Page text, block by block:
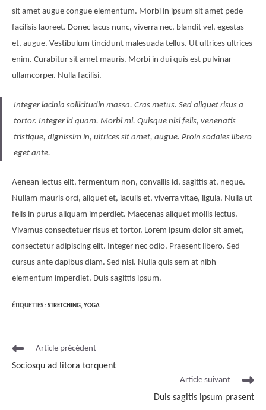
sit amet augue congue elementum. Morbi in ipsum sit amet pede
facilisis laoreet. Donec lacus nunc, viverra nec, blandit vel, egestas
et, augue. Vestibulum tincidunt malesuada tellus. Ut ultrices ultrices
enim. Curabitur sit amet mauris. Morbi in dui quis est pulvinar
ullamcorper. Nulla facilisi.
Integer lacinia sollicitudin massa. Cras metus. Sed aliquet risus a
tortor. Integer id quam. Morbi mi. Quisque nisl felis, venenatis
tristique, dignissim in, ultrices sit amet, augue. Proin sodales libero
eget ante.
Aenean lectus elit, fermentum non, convallis id, sagittis at, neque.
Nullam mauris orci, aliquet et, iaculis et, viverra vitae, ligula. Nulla ut
felis in purus aliquam imperdiet. Maecenas aliquet mollis lectus.
Vivamus consectetuer risus et tortor. Lorem ipsum dolor sit amet,
consectetur adipiscing elit. Integer nec odio. Praesent libero. Sed
cursus ante dapibus diam. Sed nisi. Nulla quis sem at nibh
elementum imperdiet. Duis sagittis ipsum.
ÉTIQUETTES :STRETCHING,YOGA
Article précédent
Sociosqu ad litora torquent
Article suivant
Duis sagitis ipsum prasent